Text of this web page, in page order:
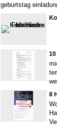
geburtstag
well
8